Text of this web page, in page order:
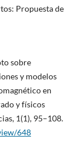
Propuesta de
sobre
y modelos
en
y físicos
1(1), 95–108.
648